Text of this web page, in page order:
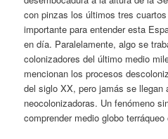
con pinzas los últimos tres
importante para entender esta
en día. Paralelamente, algo se
colonizadores del último medio
mencionan los procesos
del siglo XX, pero jamás se llegan
neocolonizadoras. Un fenómeno
comprender medio globo